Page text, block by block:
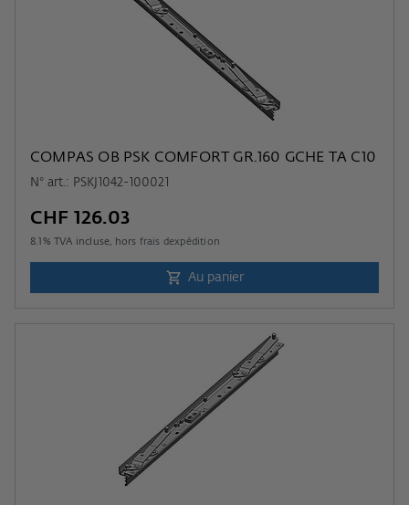
COMPAS OB PSK COMFORT GR.160 GCHE TA C10
N° art.: PSKJ1042-100021
CHF 126.03
8.1 % TVA incluse, hors frais dexpédition
Au panier